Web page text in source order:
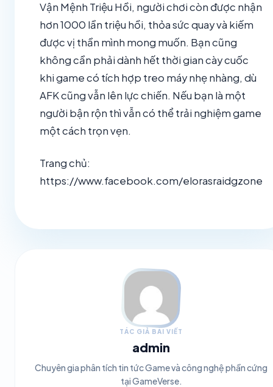
Vận Mệnh Triệu Hồi, người chơi còn được nhận
hơn 1000 lần triệu hồi, thỏa sức quay và kiếm
được vị thần mình mong muốn. Bạn cũng
không cần phải dành hết thời gian cày cuốc
khi game có tích hợp treo máy nhẹ nhàng, dù
AFK cũng vẫn lên lực chiến. Nếu bạn là một
người bận rộn thì vẫn có thể trải nghiệm game
một cách trọn vẹn.
Trang chủ:
https://www.facebook.com/elorasraidgzone
TÁC GIẢ BÀI VIẾT
admin
Chuyên gia phân tích tin tức Game và công nghệ phần cứng
tại GameVerse.